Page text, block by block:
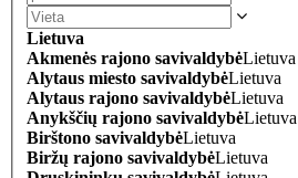
Lietuva
Akmenės rajono savivaldybėLietuva
Alytaus miesto savivaldybėLietuva
Alytaus rajono savivaldybėLietuva
Anykščių rajono savivaldybėLietuva
Birštono savivaldybėLietuva
Biržų rajono savivaldybėLietuva